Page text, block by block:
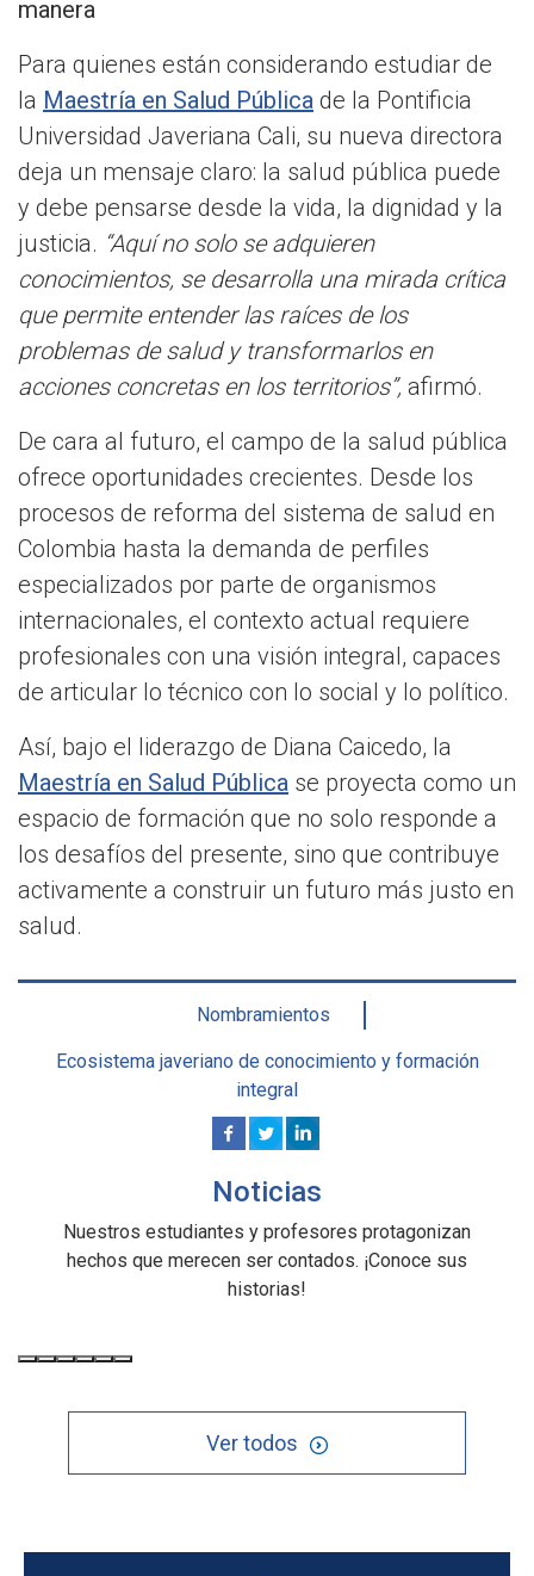
manera
Para quienes están considerando estudiar de
la Maestría en Salud Pública de la Pontificia
Universidad Javeriana Cali, su nueva directora
deja un mensaje claro: la salud pública puede
y debe pensarse desde la vida, la dignidad y la
justicia. “Aquí no solo se adquieren
conocimientos, se desarrolla una mirada crítica
que permite entender las raíces de los
problemas de salud y transformarlos en
acciones concretas en los territorios”, afirmó.
De cara al futuro, el campo de la salud pública
ofrece oportunidades crecientes. Desde los
procesos de reforma del sistema de salud en
Colombia hasta la demanda de perfiles
especializados por parte de organismos
internacionales, el contexto actual requiere
profesionales con una visión integral, capaces
de articular lo técnico con lo social y lo político.
Así, bajo el liderazgo de Diana Caicedo, la
Maestría en Salud Pública se proyecta como un
espacio de formación que no solo responde a
los desafíos del presente, sino que contribuye
activamente a construir un futuro más justo en
salud.
Nombramientos
Ecosistema javeriano de conocimiento y formación
integral
Noticias
Nuestros estudiantes y profesores protagonizan
hechos que merecen ser contados. ¡Conoce sus
historias!
Ver todos